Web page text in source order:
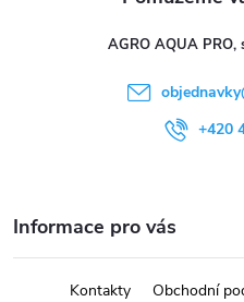
AGRO AQUA PRO,
objednavky
+420
Informace pro vás
Kontakty Obchodní